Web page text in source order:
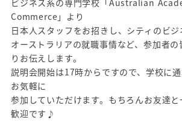
Commerce」より
日本人スタッフをお招きし、シティのビ
オーストラリアの就職事情など、参加者
りお伝えします。
説明会開始は17時からですので、学校に
お気軽に
参加していただけます。もちろんお友達
歓迎です♪